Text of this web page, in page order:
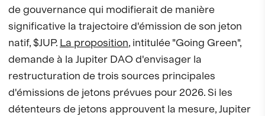
de gouvernance qui modifierait de manière
significative la trajectoire d'émission de son jeton
natif, $JUP. La proposition, intitulée "Going Green",
demande à la Jupiter DAO d'envisager la
restructuration de trois sources principales
d'émissions de jetons prévues pour 2026. Si les
détenteurs de jetons approuvent la mesure, Jupiter